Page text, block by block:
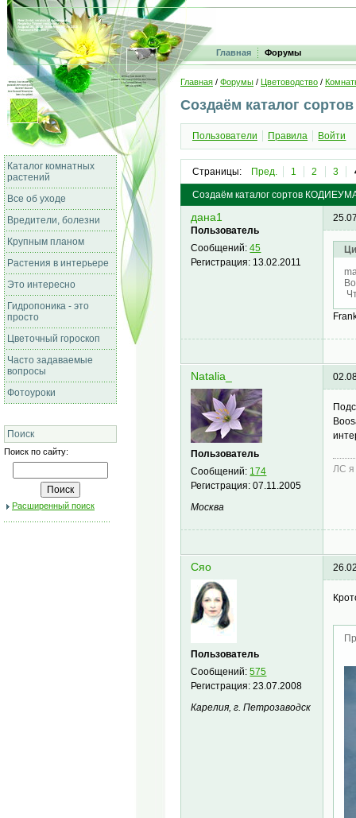
Главная Форумы
Каталог комнатных
растений
Все об уходе
Вредители, болезни
Крупным планом
Растения в интерьере
Это интересно
Гидропоника - это
просто
Цветочный гороскоп
Часто задаваемые
вопросы
Фотоуроки
Поиск
Поиск по сайту:
Расширенный поиск
Главная / Форумы / Цветоводство /
Создаём каталог
Пользователи Правила Войти
Страницы: Пред. 1 2 3
Создаём каталог сортов
дана1
Пользователь
Сообщений:45
Регистрация: 13.02.2011
Natalia_
Пользователь
Сообщений: 174
Регистрация:07.11.2005
Москва
ЛС я
Сяо
Пользователь
Сообщений:575
Регистрация:23.07.2008
Карелия, г. Петрозаводск